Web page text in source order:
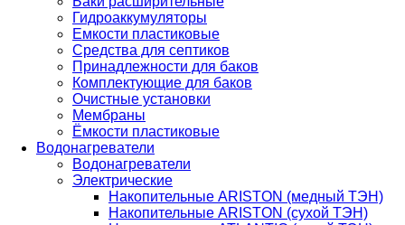
Гидроаккумуляторы
Емкости пластиковые
Средства для септиков
Принадлежности для баков
Комплектующие для баков
Очистные установки
Мембраны
Ёмкости пластиковые
Водонагреватели
Водонагреватели
Электрические
Накопительные ARISTON (медный ТЭН)
Накопительные ARISTON (сухой ТЭН)